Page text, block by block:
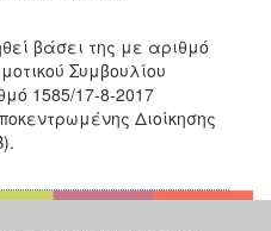
βάσει της με αριθμό
Συμβουλίου
1585/17-8-2017
Διοίκησης